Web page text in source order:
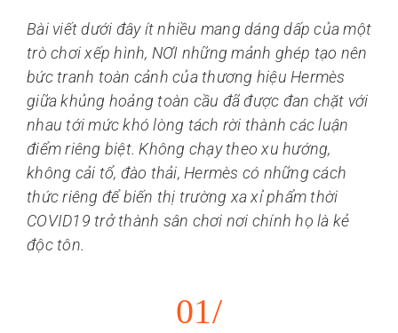
Bài viết dưới đây ít nhiều mang dáng dấp của một
trò chơi xếp hình, NƠI những mảnh ghép tạo nên
bức tranh toàn cảnh của thương hiệu Hermès
giữa khủng hoảng toàn cầu đã được đan chặt với
nhau tới mức khó lòng tách rời thành các luận
điểm riêng biệt. Không chạy theo xu hướng,
không cải tổ, đào thải, Hermès có những cách
thức riêng để biến thị trường xa xỉ phẩm thời
COVID19 trở thành sân chơi nơi chính họ là kẻ
độc tôn.
01/